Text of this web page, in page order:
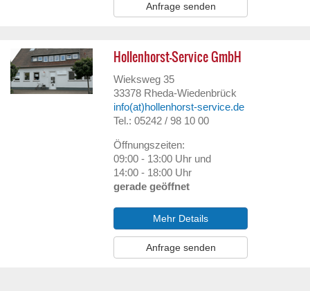
Anfrage senden
Hollenhorst-Service GmbH
Wieksweg 35
33378 Rheda-Wiedenbrück
info(at)hollenhorst-service.de
Tel.: 05242 / 98 10 00
Öffnungszeiten:
09:00 - 13:00 Uhr und
14:00 - 18:00 Uhr
gerade geöffnet
Mehr Details
Anfrage senden